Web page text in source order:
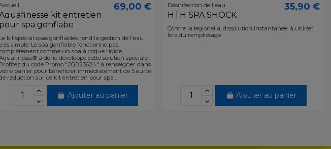
kit entretien
pour spa gonflabe
69,00 €
Le kit spécial spas gonflables rend la gestion de l'eau
simple. Le spa gonflable fonctionne pas
comme un spa à coque rigide,
à donc développé cette solution spéciale.
Profitez du code Promo "2GR23624" à renseigner dans
panier pour bénéficier immédiatement de 5 euros
réduction sur ce kit entretien pour spa...
Ajouter au panier
Désinfection de l'eau
HTH SPA SHOCK
35,90 €
Contre la legionella, dissolution instantanée. à utiliser
lors du remplissage
Ajouter au panier